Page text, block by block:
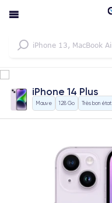
iPhone 14 Plus
Mauve 128 Go Très bon état